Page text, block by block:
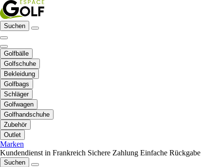
Suchen
Golfbälle
Golfschuhe
Bekleidung
Golfbags
Schläger
Golfwagen
Golfhandschuhe
Zubehör
Outlet
Marken
Kundendienst in Frankreich Sichere Zahlung Einfache Rückgabe
Suchen